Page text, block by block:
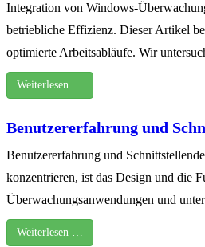
Integration von Windows-
betriebliche Effizienz. Dieser Artikel
optimierte Arbeitsabläufe. Wir
Weiterlesen …
Benutzererfahrung und
Benutzererfahrung und
konzentrieren, ist das Design und die
Überwachungsanwendungen und
Weiterlesen …